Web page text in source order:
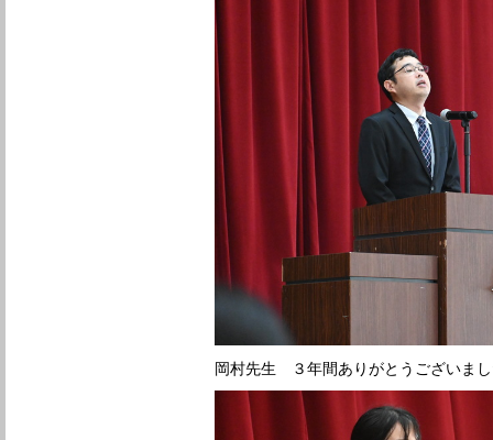
岡村先生 ３年間ありがとうございま